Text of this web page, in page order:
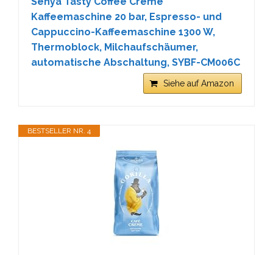
Kaffeemaschine 20 bar, Espresso- und
Cappuccino-Kaffeemaschine 1300 W,
Thermoblock, Milchaufschäumer,
automatische Abschaltung, SYBF-CM006C
Siehe auf Amazon
BESTSELLER NR. 4